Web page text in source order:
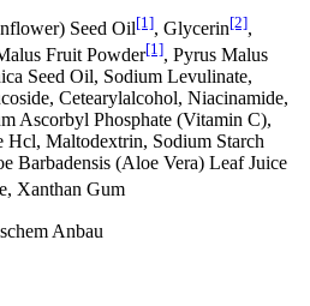
Seed Oil[1], Glycerin[2],
Fruit Powder[1], Pyrus Malus
Seed Oil, Sodium Levulinate,
Cetearylalcohol, Niacinamide,
Ascorbyl Phosphate (Vitamin C),
Hcl, Maltodextrin, Sodium Starch
Barbadensis (Aloe Vera) Leaf Juice
Xanthan Gum
Anbau